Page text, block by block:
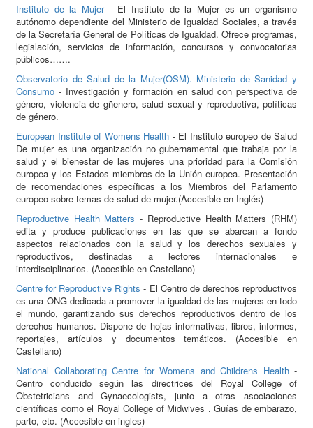
Instituto de la Mujer- El Instituto de la Mujer es un organismo
autónomo dependiente del Ministerio de Igualdad Sociales, a través
de la Secretaría General de Políticas de Igualdad. Ofrece programas,
legislación, servicios de información, concursos y convocatorias
públicos…….
Observatorio de Salud de la Mujer(OSM). Ministerio de Sanidad y
Consumo - Investigación y formación en salud con perspectiva de
género, violencia de gñenero, salud sexual y reproductiva, políticas
de género.
European Institute of Womens Health - El Instituto europeo de Salud
De mujer es una organización no gubernamental que trabaja por la
salud y el bienestar de las mujeres una prioridad para la Comisión
europea y los Estados miembros de la Unión europea. Presentación
de recomendaciones específicas a los Miembros del Parlamento
europeo sobre temas de salud de mujer.(Accesible en Inglés)
Reproductive Health Matters - Reproductive Health Matters (RHM)
edita y produce publicaciones en las que se abarcan a fondo
aspectos relacionados con la salud y los derechos sexuales y
reproductivos, destinadas a lectores internacionales e
interdisciplinarios. (Accesible en Castellano)
Centre for Reproductive Rights - El Centro de derechos reproductivos
es una ONG dedicada a promover la igualdad de las mujeres en todo
el mundo, garantizando sus derechos reproductivos dentro de los
derechos humanos. Dispone de hojas informativas, libros, informes,
reportajes, artículos y documentos temáticos. (Accesible en
Castellano)
National Collaborating Centre for Womens and Childrens Health-
Centro conducido según las directrices del Royal College of
Obstetricians and Gynaecologists, junto a otras asociaciones
científicas como el Royal College of Midwives . Guías de embarazo,
parto, etc. (Accesible en ingles)